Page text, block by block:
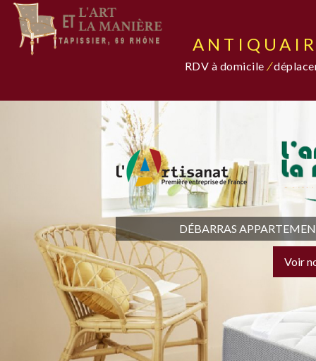
RDV à domicile /
DÉBARRAS
Voir